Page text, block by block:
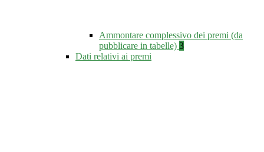
Ammontare complessivo dei premi (da
pubblicare in tabelle) 3
Dati relativi ai premi